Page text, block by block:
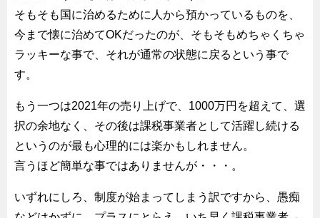
そもそも国に治めるために人から預かっているものを、
今まで懐に治めてOKだったのが、そもそもめちゃくちゃ
ラッキーな事で、それが通常の状態に戻るという事で
す。
もう一つは2021年の売り上げで、1000万円を超えて、選
択の余地なく、その後は課税事業者として活躍し続ける
というのが最も心理的には楽かもしれません。
言うほど簡単な事ではありませんが・・・。
いずれにしろ、制度が始まってしまう訳ですから、愚痴